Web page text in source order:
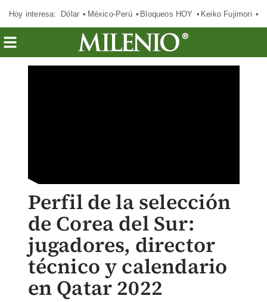
Hoy interesa: Dólar México-Perú Bloqueos HOY Keiko Fujimori
Perfil de la selección
de Corea del Sur:
jugadores, director
técnico y calendario
en Qatar 2022